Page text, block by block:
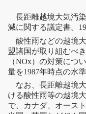
長距離越境大気汚染
減に関する議定書。
酸性雨などの越境
盟諸国が取り組むべ
（NOx）の対策につ
量を1987年時点の水
なお、 長距離越境
ける酸性雨等の越境
で、カナダ、オース